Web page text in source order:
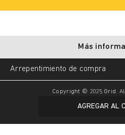
AGREGAR AL
Más
Arrepentimiento de compra
Copyright © 2025 Grid.